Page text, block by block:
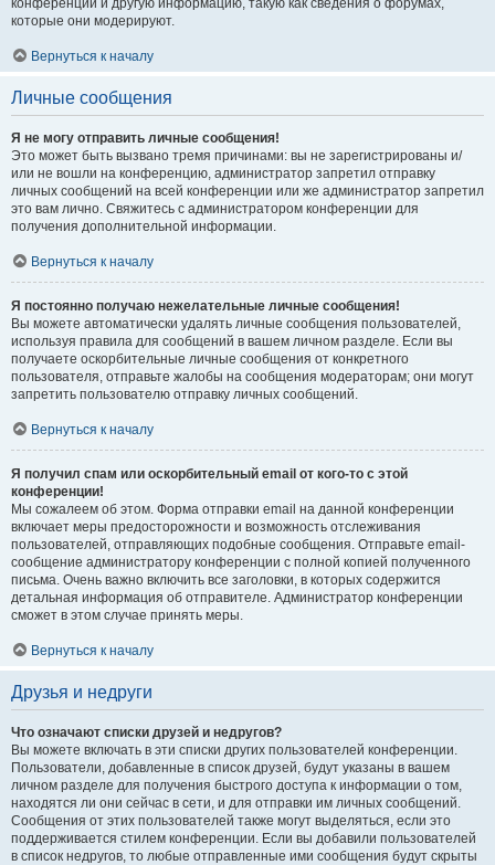
конференции и другую информацию, такую как сведения о форумах,
которые они модерируют.
Вернуться к началу
Личные сообщения
Я не могу отправить личные сообщения!
Это может быть вызвано тремя причинами: вы не зарегистрированы и/
или не вошли на конференцию, администратор запретил отправку
личных сообщений на всей конференции или же администратор запретил
это вам лично. Свяжитесь с администратором конференции для
получения дополнительной информации.
Вернуться к началу
Я постоянно получаю нежелательные личные сообщения!
Вы можете автоматически удалять личные сообщения пользователей,
используя правила для сообщений в вашем личном разделе. Если вы
получаете оскорбительные личные сообщения от конкретного
пользователя, отправьте жалобы на сообщения модераторам; они могут
запретить пользователю отправку личных сообщений.
Вернуться к началу
Я получил спам или оскорбительный email от кого-то с этой
конференции!
Мы сожалеем об этом. Форма отправки email на данной конференции
включает меры предосторожности и возможность отслеживания
пользователей, отправляющих подобные сообщения. Отправьте email-
сообщение администратору конференции с полной копией полученного
письма. Очень важно включить все заголовки, в которых содержится
детальная информация об отправителе. Администратор конференции
сможет в этом случае принять меры.
Вернуться к началу
Друзья и недруги
Что означают списки друзей и недругов?
Вы можете включать в эти списки других пользователей конференции.
Пользователи, добавленные в список друзей, будут указаны в вашем
личном разделе для получения быстрого доступа к информации о том,
находятся ли они сейчас в сети, и для отправки им личных сообщений.
Сообщения от этих пользователей также могут выделяться, если это
поддерживается стилем конференции. Если вы добавили пользователей
в список недругов, то любые отправленные ими сообщения будут скрыты